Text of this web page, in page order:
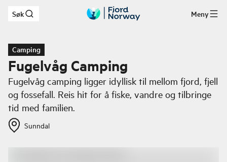
Hopp til hovedinnhold
Søk Meny
Camping
Fugelvåg Camping
Fugelvåg camping ligger idyllisk til mellom fjord, fjell
og fossefall. Reis hit for å fiske, vandre og tilbringe
tid med familien.
Sunndal